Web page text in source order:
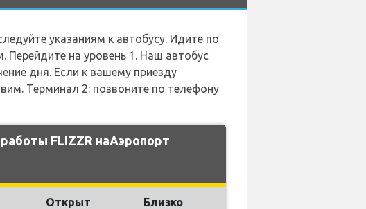
указаниям к автобусу. Идите по
на уровень 1. Наш автобус
дня. Если к вашему приезду
Терминал 2: позвоните по телефону
FLIZZR наАэропорт
Открыт Близко